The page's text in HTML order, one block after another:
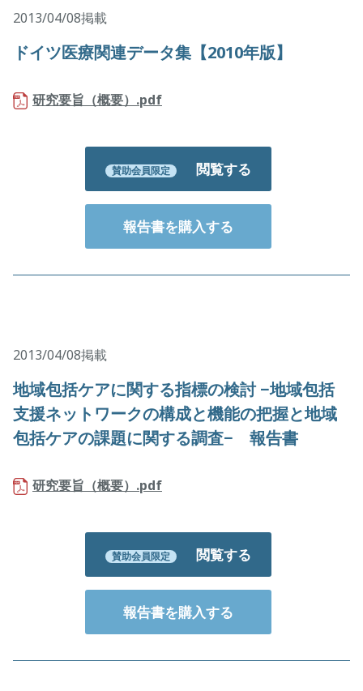
2013/04/08掲載
ドイツ医療関連データ集【2010年版】
研究要旨（概要）.pdf
賛助会員限定 閲覧する
報告書を購入する
2013/04/08掲載
地域包括ケアに関する指標の検討 −地域包括
支援ネットワークの構成と機能の把握と地域
包括ケアの課題に関する調査− 報告書
研究要旨（概要）.pdf
賛助会員限定 閲覧する
報告書を購入する